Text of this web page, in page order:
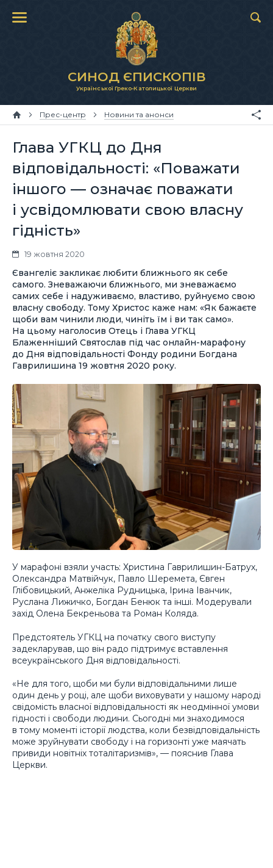
СИНОД ЄПИСКОПІВ
Української Греко-Католицької Церкви
Прес-центр Новини та анонси
Глава УГКЦ до Дня
відповідальності: «Поважати
іншого — означає поважати
і усвідомлювати свою власну
гідність»
19 жовтня 2020
Євангеліє закликає любити ближнього як себе
самого. Зневажаючи ближнього, ми зневажаємо
самих себе і надуживаємо, властиво, руйнуємо свою
власну свободу. Тому Христос каже нам: «Як бажаєте
щоби вам чинили люди, чиніть їм і ви так само».
На цьому наголосив Отець і Глава УГКЦ
Блаженніший Святослав під час онлайн-марафону
до Дня відповідальності Фонду родини Богдана
Гаврилишина 19 жовтня 2020 року.
У марафоні взяли участь: Христина Гаврилишин-Батрух,
Олександра Матвійчук, Павло Шеремета, Євген
Глібовицький, Анжеліка Рудницька, Ірина Іванчик,
Руслана Лижичко, Богдан Бенюк та інші. Модерували
захід Олена Бекреньова та Роман Коляда.
Предстоятель УГКЦ на початку свого виступу
задекларував, що він радо підтримує вставлення
всеукраїнського Дня відповідальності.
«Не для того, щоби ми були відповідальними лише
один день у році, але щоби виховувати у нашому народі
свідомість власної відповідальності як неодмінної умови
гідності і свободи людини. Сьогодні ми знаходимося
в тому моменті історії людства, коли безвідповідальність
може зруйнувати свободу і на горизонті уже маячать
привиди новітніх тоталітаризмів», — пояснив Глава
Церкви.